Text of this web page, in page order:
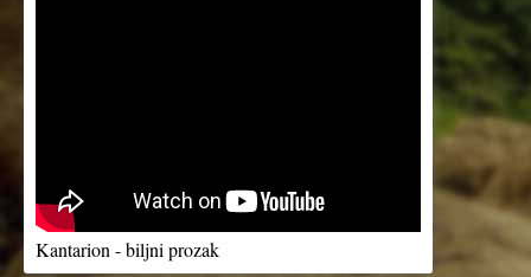
Kantarion - biljni prozak